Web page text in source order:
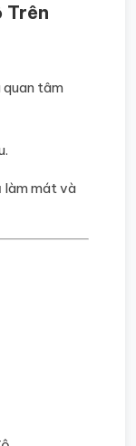
Trên
tâm
làm mát và